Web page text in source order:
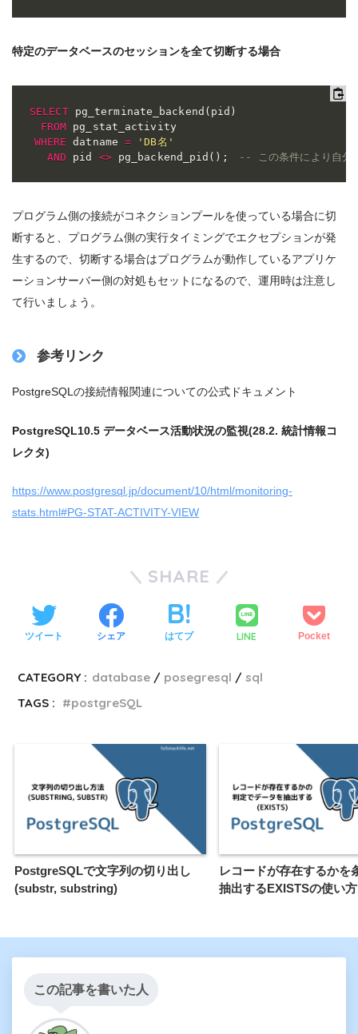
特定のデータベースのセッションを全て切断する場合
SELECT pg_terminate_backend ( pid )
FROM pg_stat_activity
WHERE datname =
'DB名'
AND pid <> pg_backend_pid ( ) ; -- この条件により自分
プログラム側の接続がコネクションプールを使っている場合に切
断すると、プログラム側の実行タイミングでエクセプションが発
生するので、切断する場合はプログラムが動作しているアプリケ
ーションサーバー側の対処もセットになるので、運用時は注意し
て行いましょう。
参考リンク
PostgreSQLの接続情報関連についての公式ドキュメント
PostgreSQL10.5 データベース活動状況の監視(28.2. 統計情報コ
レクタ)
https://www.postgresql.jp/document/10/html/monitoring-
stats.html#PG-STAT-ACTIVITY-VIEW
SHARE
ツイート シェア はてブ LINE Pocket
CATEGORY : database posegresql
sql
TAGS :
postgreSQL
PostgreSQLで文字列の切り出し
(substr, substring)
レコードが存在するかを
抽出するEXISTSの使い方
この記事を書いた人